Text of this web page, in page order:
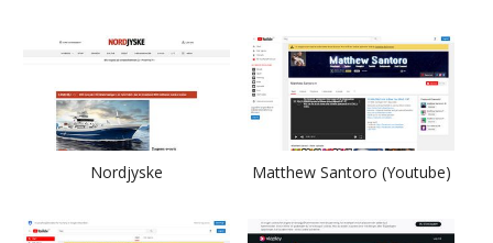
Nordjyske Matthew Santoro (Youtube)